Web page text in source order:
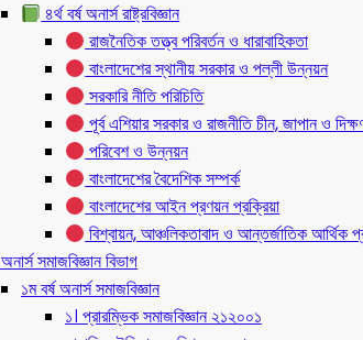
৪র্থ বর্ষ অনার্স রাষ্ট্রবিজ্ঞান
রাজনৈতিক তত্ত্ব পরিবর্তন ও ধারাবাহিকতা
বাংলাদেশের স্থানীয় সরকার ও পল্লী উন্নয়ন
সরকারি নীতি পরিচিতি
পূর্ব এশিয়ার সরকার ও রাজনীতি চীন, জাপান ও
পরিবেশ ও উন্নয়ন
বাংলাদেশের বৈদেশিক সম্পর্ক
বাংলাদেশের আইন প্রণয়ন প্রক্রিয়া
বিশ্বায়ন, আঞ্চলিকতাবাদ ও আন্তর্জাতিক আর্থিক
অনার্স সমাজবিজ্ঞান বিভাগ
১ম বর্ষ অনার্স সমাজবিজ্ঞান
১। প্রারম্ভিক সমাজবিজ্ঞান ২১২০০১